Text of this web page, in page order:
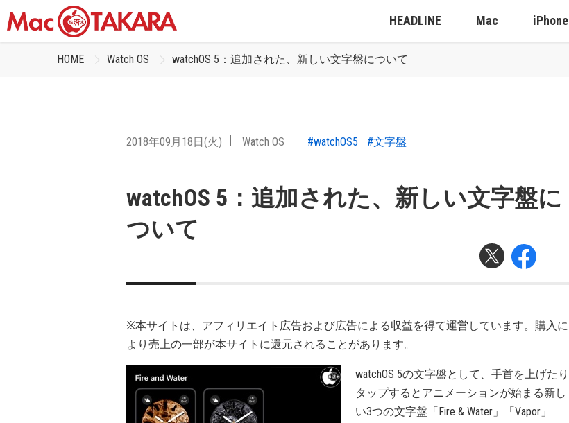
HEADLINE Mac iPhone
HOME Watch OS watchOS 5：追加された、新しい文字盤について
2018年09月18日(火) Watch OS #watchOS5 #文字盤
watchOS 5：追加された、新しい文字盤に
ついて
※本サイトは、アフィリエイト広告および広告による収益を得て運営しています。購入に
より売上の一部が本サイトに還元されることがあります。
watchOS 5の文字盤として、手首を上げたり
タップするとアニメーションが始まる新し
い3つの文字盤「Fire & Water」「Vapor」